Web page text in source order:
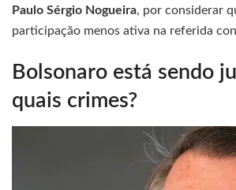
Paulo Sérgio Nogueira, por considerar
participação menos ativa na referida
Bolsonaro está sendo
quais crimes?